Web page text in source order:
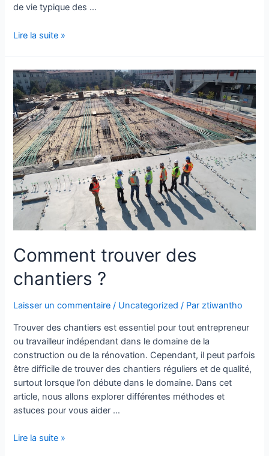
de vie typique des …
Lire la suite »
Comment trouver des
chantiers ?
Laisser un commentaire / Uncategorized / Parztiwantho
Trouver des chantiers est essentiel pour tout entrepreneur
ou travailleur indépendant dans le domaine de la
construction ou de la rénovation. Cependant, il peut parfois
être difficile de trouver des chantiers réguliers et de qualité,
surtout lorsque l’on débute dans le domaine. Dans cet
article, nous allons explorer différentes méthodes et
astuces pour vous aider …
Lire la suite »